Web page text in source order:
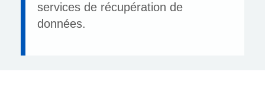
services de récupération de
données.